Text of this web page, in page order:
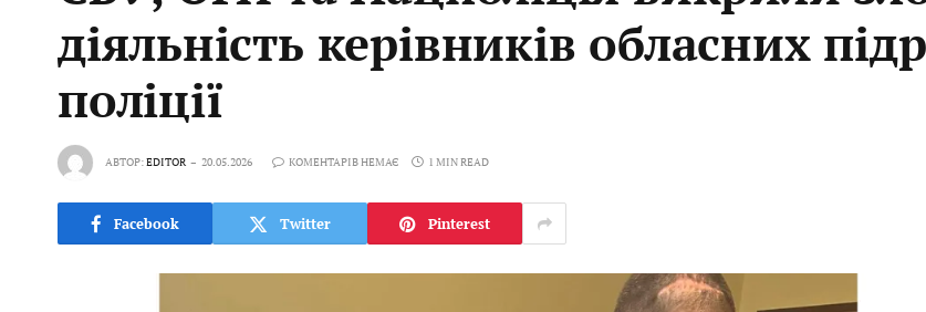
діяльність керівників обласних
поліції
АВТОР:EDITOR 20.05.2026 КОМЕНТАРІВ НЕМАЄ 1 MIN READ
Facebook Twitter Pinterest